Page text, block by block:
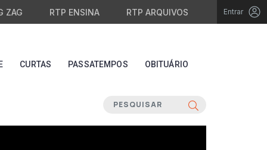
ZAG RTP ENSINA RTP ARQUIVOS Entrar
CURTAS PASSATEMPOS OBITUÁRIO